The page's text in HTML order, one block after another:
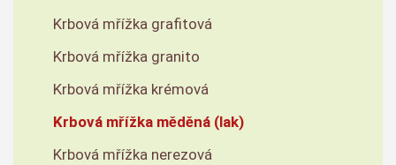
Krbová mřížka grafitová
Krbová mřížka granito
Krbová mřížka krémová
Krbová mřížka měděná (lak)
Krbová mřížka nerezová